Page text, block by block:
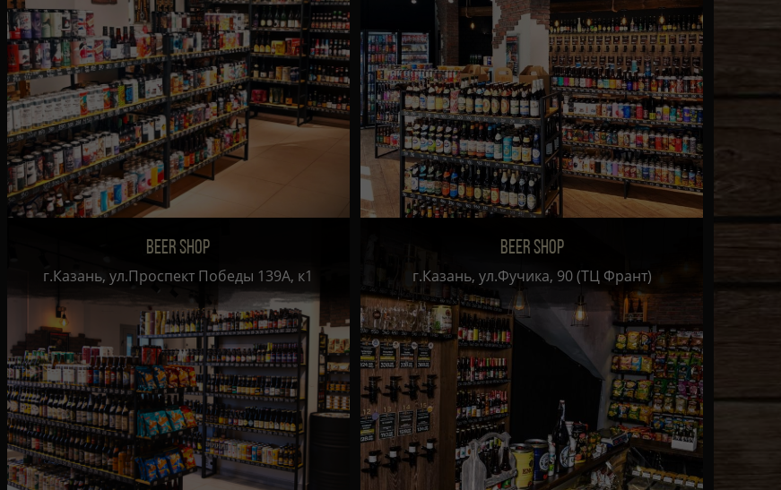
BEER SHOP
г.Казань, ул.Проспект Победы 139А, к1
BEER SHOP
г.Казань, ул.Фучика, 90 (ТЦ Франт)